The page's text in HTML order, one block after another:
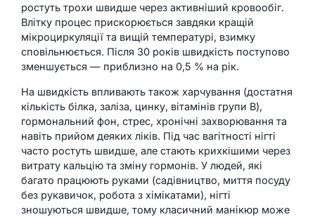
ростуть трохи швидше через активніший кровообіг.
Влітку процес прискорюється завдяки кращій
мікроциркуляції та вищій температурі, взимку
сповільнюється. Після 30 років швидкість поступово
зменшується — приблизно на 0,5 % на рік.
На швидкість впливають також харчування (достатня
кількість білка, заліза, цинку, вітамінів групи B),
гормональний фон, стрес, хронічні захворювання та
навіть прийом деяких ліків. Під час вагітності нігті
часто ростуть швидше, але стають крихкішими через
витрату кальцію та зміну гормонів. У людей, які
багато працюють руками (садівництво, миття посуду
без рукавичок, робота з хімікатами), нігті
зношуються швидше, тому класичний манікюр може